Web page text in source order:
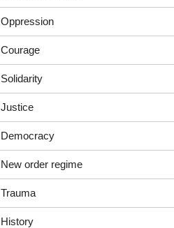
Oppression
Courage
Solidarity
Justice
Democracy
New order regime
Trauma
History